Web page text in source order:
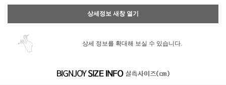
상세정보 새창 열기
상세 정보를 확대해 보실 수 있습니다.